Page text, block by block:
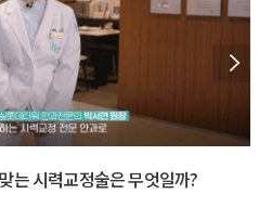
장 수술 방법 총정리